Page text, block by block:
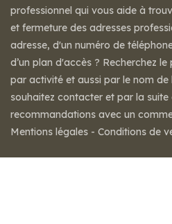
professionnel qui vous aide à
et fermeture des adresses
adresse, d'un numéro de
d’un plan d'accès ? Recherchez
par activité et aussi par le nom de
souhaitez contacter et par la
recommandations avec un
Mentions légales - Conditions de